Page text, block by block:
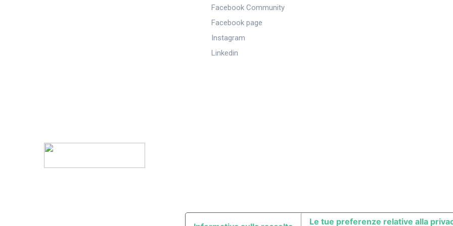
Facebook Community
Facebook page
Instagram
Linkedin
Le tue preferenze relative alla